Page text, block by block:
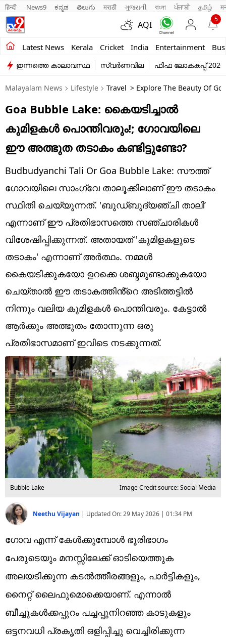
हिन्दी News9 ಕನ್ನಡ తెలుగు मराठी ગુજરાતી বাংলা ਪੰਜਾਬੀ தமிழ்
AQI
5
Latest News Kerala Cricket India Entertainment
Kerala
India
Entertainment
Business
Education
Lifestyle
world
Technology
Religion
Web Story
Short Videos
ഇന്നത്തെ കാലാവസ്ഥ സ്വർണവില ഫിഫ ലോകകപ്പ് 2026
Malayalam News Lifestyle Travel > Explore The Beauty Of
Goa Bubble Lake: കൈയടിച്ചാൽ
കുമിളകൾ പൊന്തിവരും!; ഗോവയിലെ
ഈ അത്ഭുത തടാകം കണ്ടിട്ടുണ്ടോ?
Budbudyanchi Tali Or Goa Bubble Lake: സൗത്ത്
ഗോവയിലെ സാംഗ്വേ താലൂക്കിലാണ് ഈ തടാകം
സ്ഥിതി ചെയ്യുന്നത്. 'ബുഡ്ബുദ്യഞ്ചി താലി’
എന്നാണ് ഈ പ്രതിഭാസത്തെ സഞ്ചാരികൾ
വിശേഷിപ്പിക്കുന്നത്. അതായത് 'കുമിളകളുടെ
തടാകം' എന്നാണ് അർത്ഥം. നമ്മൾ
കൈയടിക്കുകയോ ഉറക്കെ ശബ്ദമുണ്ടാക്കുകയോ
ചെയ്താൽ ഈ തടാകത്തിൻ്റെ അടിത്തട്ടിൽ
നിന്നും വലിയ കുമിളകൾ പൊന്തിവരും. കേട്ടാൽ
ആർക്കും അത്ഭുതം തോന്നുന്ന ഒരു
പ്രതിഭാസമാണ് ഇവിടെ നടക്കുന്നത്.
Bubble Lake Image Credit source: Social Media
Neethu Vijayan | Updated On:29 May 2026 | 01:34 PM
ഗോവ എന്ന് കേൾക്കുമ്പോൾ ഭൂരിഭാഗം
പേരുടെയും മനസ്സിലേക്ക് ഓടിയെത്തുക
അലയടിക്കുന്ന കടൽത്തീരങ്ങളും, പാർട്ടികളും,
നൈറ്റ് ലൈഫുമൊക്കെയാണ്. എന്നാൽ
ബീച്ചുകൾക്കപ്പുറം പച്ചപ്പുനിറഞ്ഞ കാടുകളും
ഒട്ടനവധി പ്രകൃതി ഒളിപ്പിച്ചു വെച്ചിരിക്കുന്ന